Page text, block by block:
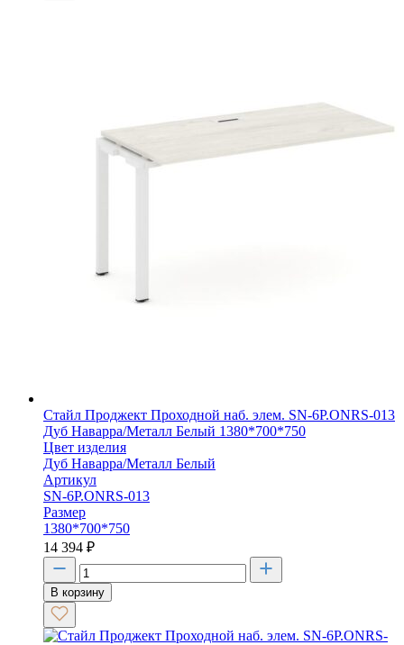
Стайл Проджект Проходной наб. элем. SN-6P.ONRS-013
Дуб Наварра/Металл Белый 1380*700*750
Цвет изделия
Дуб Наварра/Металл Белый
Артикул
SN-6P.ONRS-013
Размер
1380*700*750
14 394 ₽
В корзину